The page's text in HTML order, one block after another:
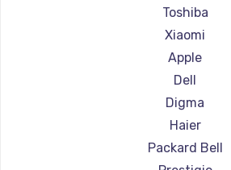
Ремонт ноутбуков
Ремонт ноутбуков
Ремонт ноутбуков
Ремонт ноутбуков
Ремонт ноутбуков
Ремонт ноутбуков
Ремонт ноутбуков
Ремонт ноутбуков
Toshiba
Xiaomi
Apple
Dell
Digma
Haier
Packard Bell